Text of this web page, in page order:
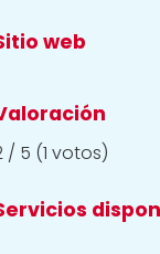
web
/ 5 (1 votos)